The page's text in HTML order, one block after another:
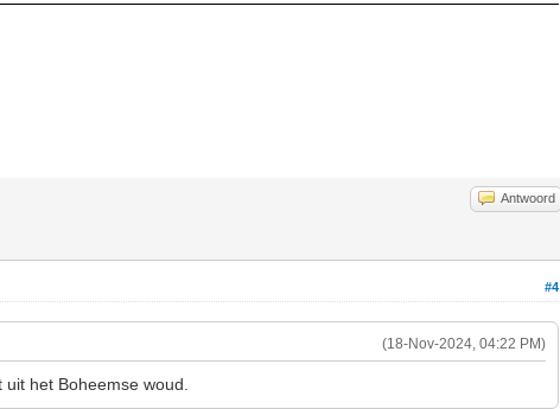
Antwoord
#4
(18-Nov-2024, 04:22 PM)
het Boheemse woud.